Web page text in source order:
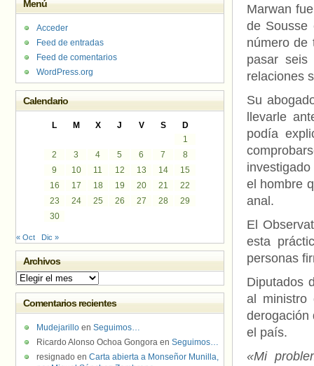
Marwan
de Sousse
número de
pasar seis
relaciones
Su
llevarle
podía
el hombre
anal.
El
esta
personas
Diputados
al ministro
derogación
el país.
«Mi
Menú
Acceder
Feed de entradas
Feed de comentarios
WordPress.org
Calendario
L M X J V S
D
1
2
3 4 5 6 7
8
9
10 11 12 13 14
15
16
17 18 19 20 21
22
23
24 25 26 27 28
29
30
« Oct Dic »
Archivos
Archivos
Comentarios recientes
Mudejarillo en Seguimos…
Ricardo Alonso Ochoa Gongora en Seguimos…
resignado en Carta abierta a Monseñor Munilla,